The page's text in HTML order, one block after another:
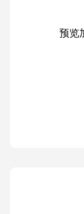
预览